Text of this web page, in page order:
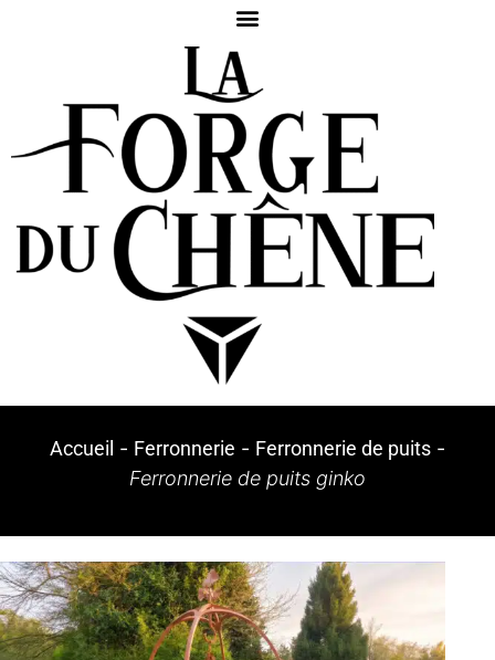
Accueil - Ferronnerie - Ferronnerie de puits -
Ferronnerie de puits ginko